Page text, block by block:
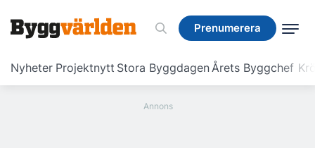
Prenumerera
Nyheter Projektnytt Stora ByggdagenÅrets Byggchef
Prenumerera